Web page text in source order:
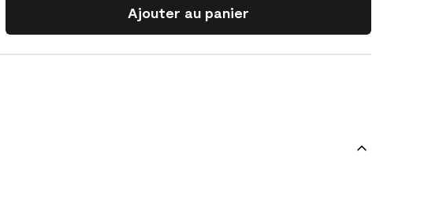
Ajouter au panier